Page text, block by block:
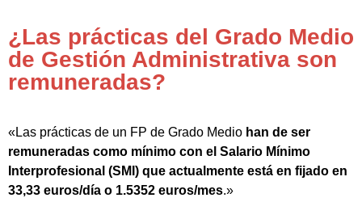
¿Las prácticas del Grado Medio
de Gestión Administrativa son
remuneradas?
«Las prácticas de un FP de Grado Medio han de ser
remuneradas como mínimo con el Salario Mínimo
Interprofesional (SMI) que actualmente está en fijado en
33,33 euros/día o 1.5352 euros/mes.»